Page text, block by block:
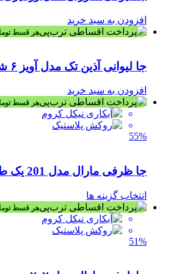
افزودن به سبد خرید
هر قسط
جا لیوانی آذین تک مدل آویز ۶ شاخه
افزودن به سبد خرید
هر قسط
55%
جا ظرفی مارال مدل 201 یک طبقه
انتخاب گزینه ها
هر قسط
51%